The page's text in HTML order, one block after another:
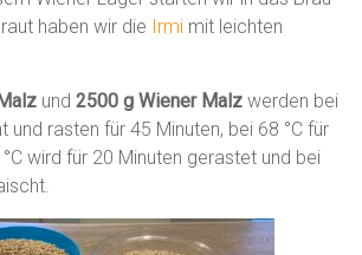
haben wir die Irmi mit leichten
und2500 g Wiener Malzwerden bei
und rasten für 45 Minuten, bei 68 °C für
wird für 20 Minuten gerastet und bei